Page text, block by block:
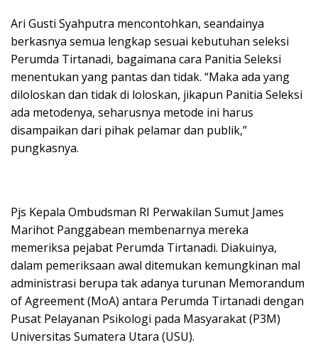
Ari Gusti Syahputra mencontohkan, seandainya
berkasnya semua lengkap sesuai kebutuhan seleksi
Perumda Tirtanadi, bagaimana cara Panitia Seleksi
menentukan yang pantas dan tidak. “Maka ada yang
diloloskan dan tidak di loloskan, jikapun Panitia Seleksi
ada metodenya, seharusnya metode ini harus
disampaikan dari pihak pelamar dan publik,”
pungkasnya.
Pjs Kepala Ombudsman RI Perwakilan Sumut James
Marihot Panggabean membenarnya mereka
memeriksa pejabat Perumda Tirtanadi. Diakuinya,
dalam pemeriksaan awal ditemukan kemungkinan mal
administrasi berupa tak adanya turunan Memorandum
of Agreement (MoA) antara Perumda Tirtanadi dengan
Pusat Pelayanan Psikologi pada Masyarakat (P3M)
Universitas Sumatera Utara (USU).